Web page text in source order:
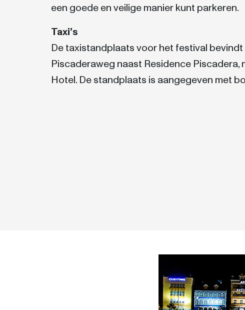
een goede en veilige manier kunt parkeren.
Taxi’s
De taxistandplaats voor het festival bevindt
Piscaderaweg naast Residence Piscadera,
Hotel. De standplaats is aangegeven met